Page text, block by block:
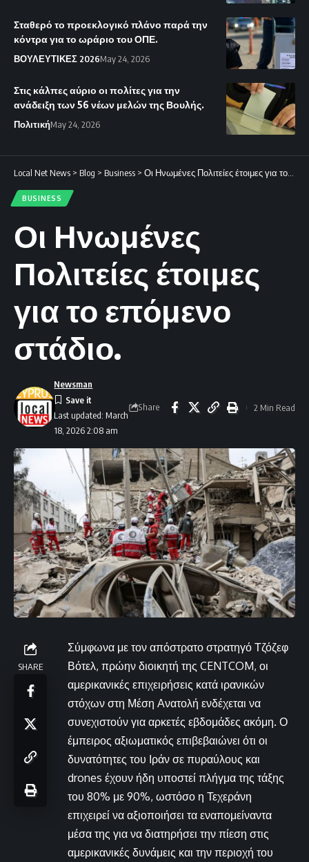
Σταθερό το προεκλογικό πλάνο παρά την
κόντρα για το ωράριο του ΟΠΕ.
ΒΟΥΛΕΥΤΙΚΕΣ 2026May 24, 2026
Στις κάλπες αύριο οι πολίτες για την
ανάδειξη των 56 νέων μελών της Βουλής.
ΠολιτικήMay 24, 2026
Local Net News > Blog > Business > Οι Ηνωμένες Πολιτείες έτοιμες για το επόμενο στάδιο.
BUSINESS
Οι Ηνωμένες
Πολιτείες έτοιμες
για το επόμενο
στάδιο.
Last updated: March
18, 2026 2:08 am
Newsman
Share 2 Min Read
SHARE
Σύμφωνα με τον απόστρατο στρατηγό Τζόζεφ
Βότελ, πρώην διοικητή της CENTCOM, οι
αμερικανικές επιχειρήσεις κατά ιρανικών
στόχων στη Μέση Ανατολή ενδέχεται να
συνεχιστούν για αρκετές εβδομάδες ακόμη. Ο
έμπειρος αξιωματικός επιβεβαιώνει ότι οι
δυνατότητες του Ιράν σε πυραύλους και
drones έχουν ήδη υποστεί πλήγμα της τάξης
του 80% με 90%, ωστόσο η Τεχεράνη
επιχειρεί να αξιοποιήσει τα εναπομείναντα
μέσα της για να διατηρήσει την πίεση στις
αμερικανικές δυνάμεις και την περιοχή του